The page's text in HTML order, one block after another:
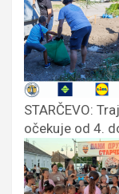
STARČEVO:
očekuje od 4.